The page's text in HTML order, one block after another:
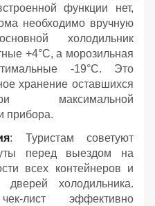
функции нет,
необходимо вручную
холодильник
+4°C, а морозильная
-19°C. Это
хранение оставшихся
максимальной
прибора.
: Туристам советуют
перед выездом на
всех контейнеров и
дверей холодильника.
лист эффективно